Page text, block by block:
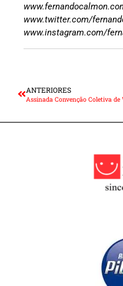
www.twitter.com/
www.instagram.com/
ANTERIORES